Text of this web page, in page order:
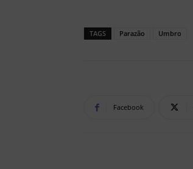
TAGS Parazão Umbro
Facebook